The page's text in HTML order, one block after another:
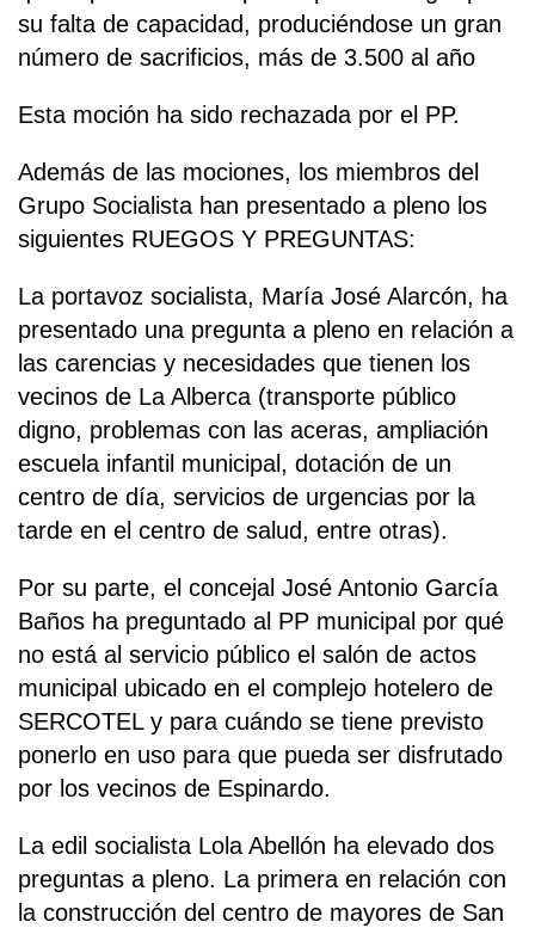
su falta de capacidad, produciéndose un gran
número de sacrificios, más de 3.500 al año
Esta moción ha sido rechazada por el PP.
Además de las mociones, los miembros del
Grupo Socialista han presentado a pleno los
siguientes RUEGOS Y PREGUNTAS:
La portavoz socialista, María José Alarcón, ha
presentado una pregunta a pleno en relación a
las carencias y necesidades que tienen los
vecinos de La Alberca (transporte público
digno, problemas con las aceras, ampliación
escuela infantil municipal, dotación de un
centro de día, servicios de urgencias por la
tarde en el centro de salud, entre otras).
Por su parte, el concejal José Antonio García
Baños ha preguntado al PP municipal por qué
no está al servicio público el salón de actos
municipal ubicado en el complejo hotelero de
SERCOTEL y para cuándo se tiene previsto
ponerlo en uso para que pueda ser disfrutado
por los vecinos de Espinardo.
La edil socialista Lola Abellón ha elevado dos
preguntas a pleno. La primera en relación con
la construcción del centro de mayores de San